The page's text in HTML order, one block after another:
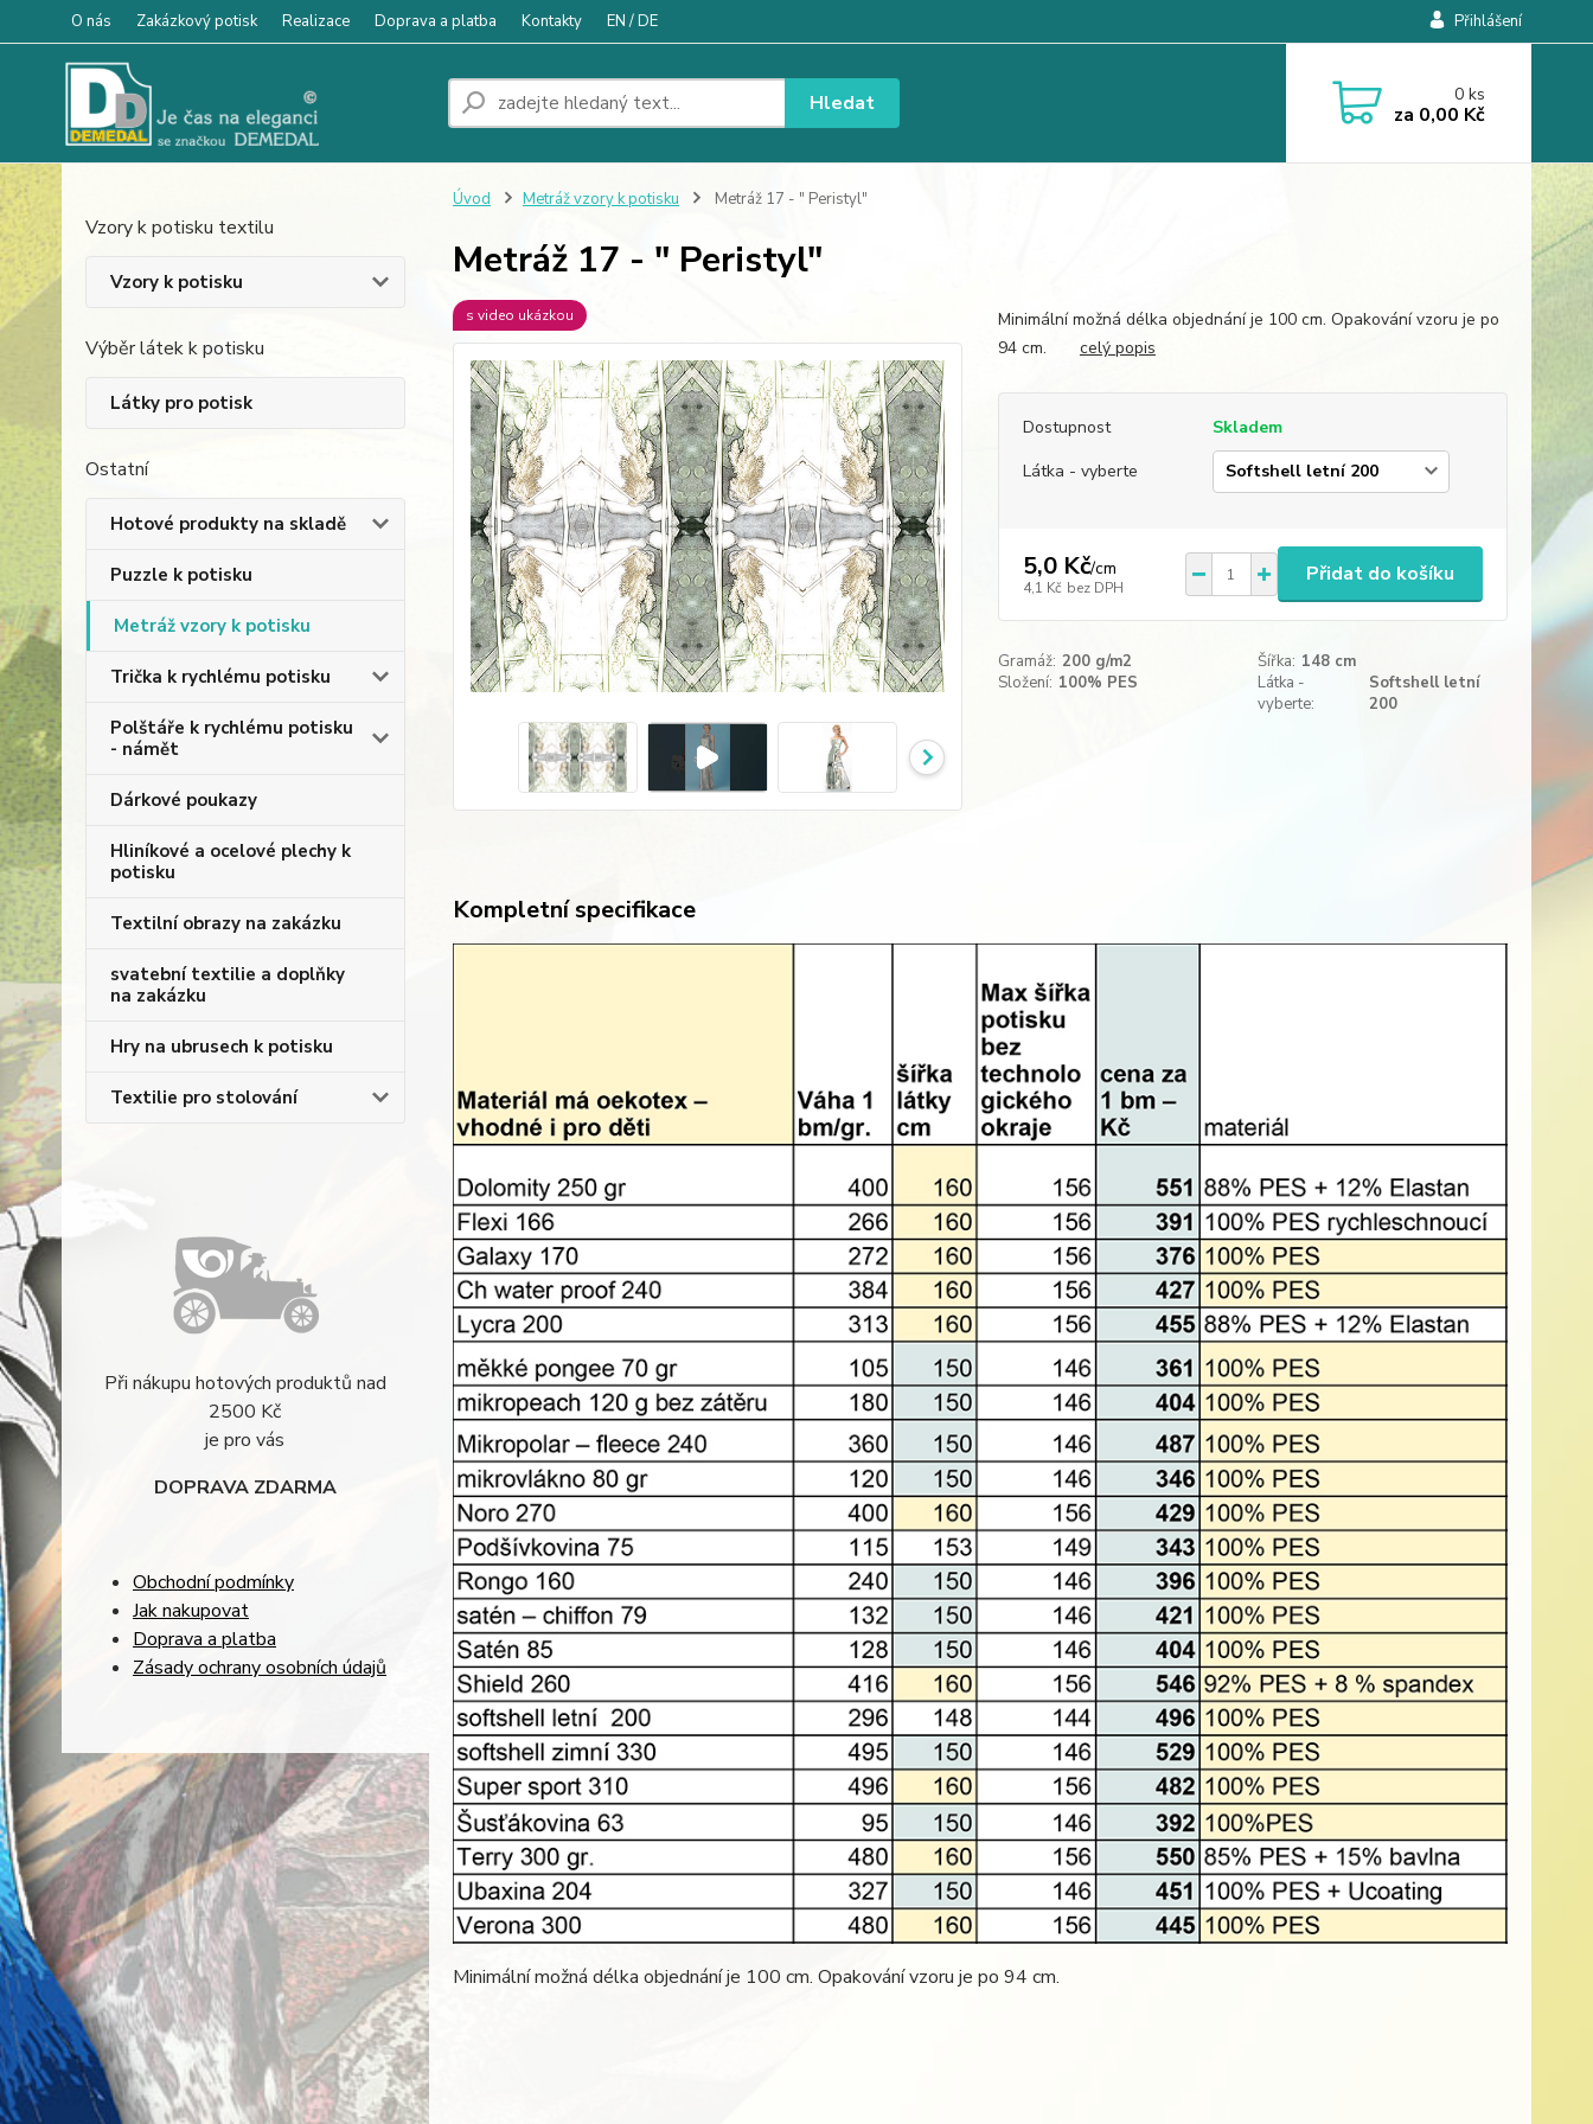
O nás Zakázkový potisk Realizace Doprava a platba Kontakty EN / DE Přihlášení
Hledat 0ks
za 0,00 Kč
Vzory k potisku textilu
Vzory k potisku
Výběr látek k potisku
Látky pro potisk
Ostatní
Hotové produkty na skladě
Puzzle k potisku
Metráž vzory k potisku
Trička k rychlému potisku
Polštáře k rychlému potisku
- námět
Dárkové poukazy
Hliníkové a ocelové plechy k
potisku
Textilní obrazy na zakázku
svatební textilie a doplňky
na zakázku
Hry na ubrusech k potisku
Textilie pro stolování
Při nákupu hotových produktů nad
2500 Kč
je pro vás
DOPRAVA ZDARMA
Obchodní podmínky
Jak nakupovat
Doprava a platba
Zásady ochrany osobních údajů
Úvod Metráž vzory k potisku Metráž 17 - " Peristyl"
Metráž 17 - " Peristyl"
s video ukázkou
Minimální možná délka objednání je 100 cm. Opakování vzoru je po
94 cm. celý popis
Dostupnost
Skladem
Látka - vyberte
5,0 Kč/cm
4,1 Kč bez DPH
Přidat do košíku
Gramáž: 200 g/m2 Šířka: 148 cm
Složení: 100% PES
Látka -
vyberte:
Softshell letní
200
Kompletní specifikace
Minimální možná délka objednání je 100 cm. Opakování vzoru je po 94 cm.